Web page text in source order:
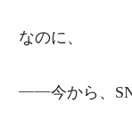
なのに、
――今から、